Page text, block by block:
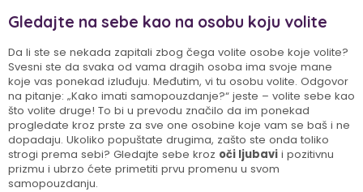
Gledajte na sebe kao na osobu koju volite
Da li ste se nekada zapitali zbog čega volite osobe koje volite?
Svesni ste da svaka od vama dragih osoba ima svoje mane
koje vas ponekad izluđuju. Međutim, vi tu osobu volite. Odgovor
na pitanje: „Kako imati samopouzdanje?“ jeste – volite sebe kao
što volite druge! To bi u prevodu značilo da im ponekad
progledate kroz prste za sve one osobine koje vam se baš i ne
dopadaju. Ukoliko popuštate drugima, zašto ste onda toliko
strogi prema sebi? Gledajte sebe kroz oči ljubavi i pozitivnu
prizmu i ubrzo ćete primetiti prvu promenu u svom
samopouzdanju.